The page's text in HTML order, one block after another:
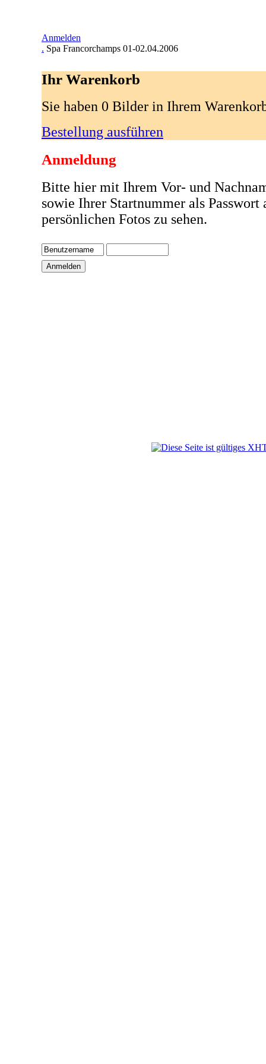
Anmelden
. Spa Francorchamps 01-02.04.2006
Ihr Warenkorb
Sie haben 0 Bilder in Ihrem
Bestellung ausführen
Anmeldung
Bitte hier mit Ihrem Vor- und
sowie Ihrer Startnummer als Passwort
persönlichen Fotos zu sehen.